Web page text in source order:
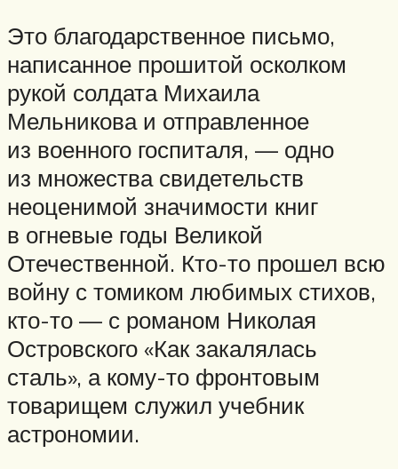
Это благодарственное письмо,
написанное прошитой осколком
рукой солдата Михаила
Мельникова и отправленное
из военного госпиталя, — одно
из множества свидетельств
неоценимой значимости книг
в огневые годы Великой
Отечественной. Кто-то прошел всю
войну с томиком любимых стихов,
кто-то — с романом Николая
Островского «Как закалялась
сталь», а кому-то фронтовым
товарищем служил учебник
астрономии.